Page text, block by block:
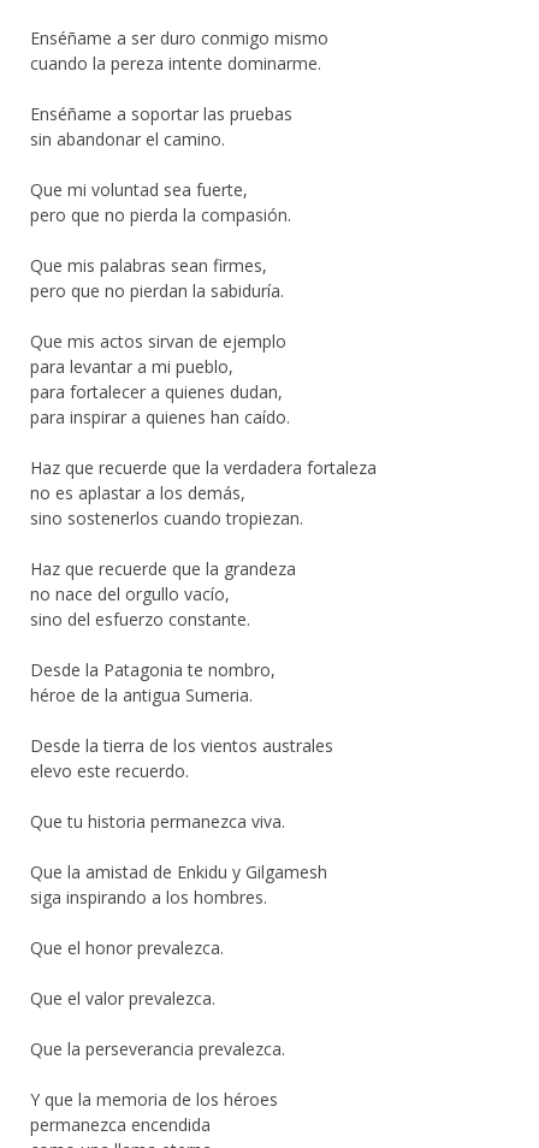
Enséñame a ser duro conmigo mismo
cuando la pereza intente dominarme.
Enséñame a soportar las pruebas
sin abandonar el camino.
Que mi voluntad sea fuerte,
pero que no pierda la compasión.
Que mis palabras sean firmes,
pero que no pierdan la sabiduría.
Que mis actos sirvan de ejemplo
para levantar a mi pueblo,
para fortalecer a quienes dudan,
para inspirar a quienes han caído.
Haz que recuerde que la verdadera fortaleza
no es aplastar a los demás,
sino sostenerlos cuando tropiezan.
Haz que recuerde que la grandeza
no nace del orgullo vacío,
sino del esfuerzo constante.
Desde la Patagonia te nombro,
héroe de la antigua Sumeria.
Desde la tierra de los vientos australes
elevo este recuerdo.
Que tu historia permanezca viva.
Que la amistad de Enkidu y Gilgamesh
siga inspirando a los hombres.
Que el honor prevalezca.
Que el valor prevalezca.
Que la perseverancia prevalezca.
Y que la memoria de los héroes
permanezca encendida